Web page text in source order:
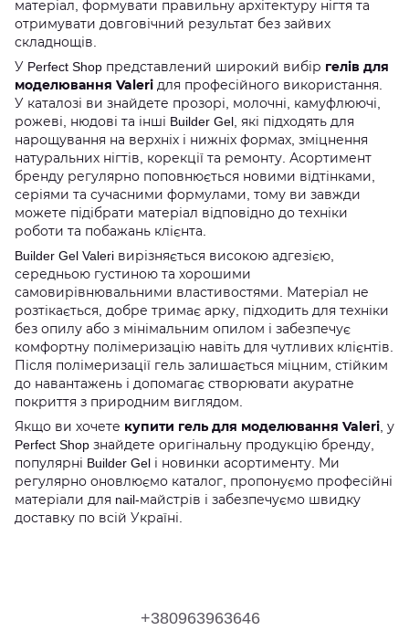
матеріал, формувати правильну архітектуру нігтя та
отримувати довговічний результат без зайвих
складнощів.
У Perfect Shop представлений широкий вибір гелів для
моделювання Valeri для професійного використання.
У каталозі ви знайдете прозорі, молочні, камуфлюючі,
рожеві, нюдові та інші Builder Gel, які підходять для
нарощування на верхніх і нижніх формах, зміцнення
натуральних нігтів, корекції та ремонту. Асортимент
бренду регулярно поповнюється новими відтінками,
серіями та сучасними формулами, тому ви завжди
можете підібрати матеріал відповідно до техніки
роботи та побажань клієнта.
Builder Gel Valeri вирізняється високою адгезією,
середньою густиною та хорошими
самовирівнювальними властивостями. Матеріал не
розтікається, добре тримає арку, підходить для техніки
без опилу або з мінімальним опилом і забезпечує
комфортну полімеризацію навіть для чутливих клієнтів.
Після полімеризації гель залишається міцним, стійким
до навантажень і допомагає створювати акуратне
покриття з природним виглядом.
Якщо ви хочете купити гель для моделювання Valeri , у
Perfect Shop знайдете оригінальну продукцію бренду,
популярні Builder Gel і новинки асортименту. Ми
регулярно оновлюємо каталог, пропонуємо професійні
матеріали для nail-майстрів і забезпечуємо швидку
доставку по всій Україні.
+380963963646